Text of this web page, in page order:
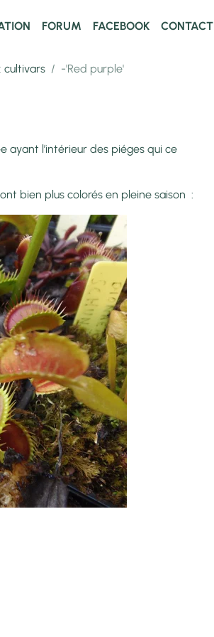
FORUM FACEBOOK CONTACT
cultivars -'Red purple'
des piéges qui ce
bien plus colorés en pleine saison :